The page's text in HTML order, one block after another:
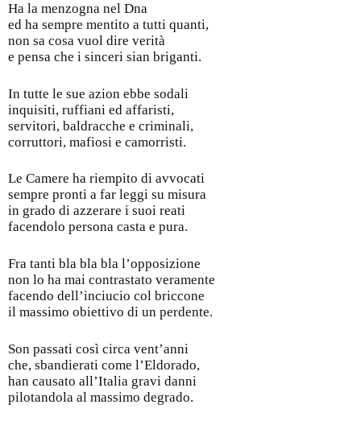
Ha la menzogna nel Dna
ed ha sempre mentito a tutti quanti,
non sa cosa vuol dire verità
e pensa che i sinceri sian briganti.
In tutte le sue azion ebbe sodali
inquisiti, ruffiani ed affaristi,
servitori, baldracche e criminali,
corruttori, mafiosi e camorristi.
Le Camere ha riempito di avvocati
sempre pronti a far leggi su misura
in grado di azzerare i suoi reati
facendolo persona casta e pura.
Fra tanti bla bla bla l’opposizione
non lo ha mai contrastato veramente
facendo dell’inciucio col briccone
il massimo obiettivo di un perdente.
Son passati così circa vent’anni
che, sbandierati come l’Eldorado,
han causato all’Italia gravi danni
pilotandola al massimo degrado.